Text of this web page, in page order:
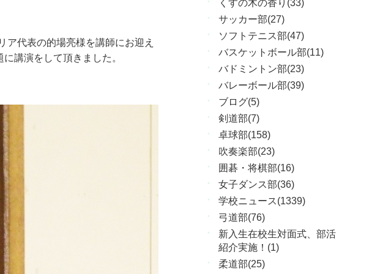
代表の的場亮様を講師にお迎え
講演をして頂きました。
くすの木の香り(33)
サッカー部(27)
ソフトテニス部(47)
バスケットボール部(11)
バドミントン部(23)
バレーボール部(39)
ブログ(5)
剣道部(7)
卓球部(158)
吹奏楽部(23)
囲碁・将棋部(16)
女子ダンス部(36)
学校ニュース(1339)
弓道部(76)
新入生在校生対面式、部活
紹介実施！(1)
柔道部(25)